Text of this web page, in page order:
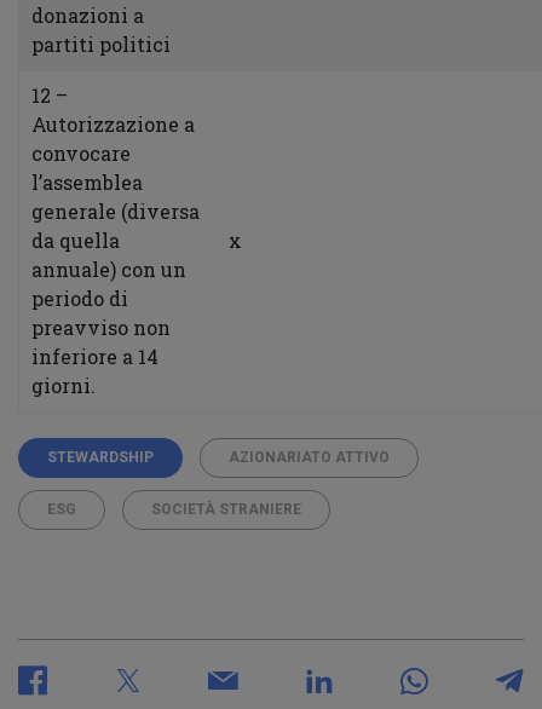
donazioni a
partiti politici
12 –
Autorizzazione a
convocare
l’assemblea
generale (diversa
da quella
annuale) con un
periodo di
preavviso non
inferiore a 14
giorni.
x
STEWARDSHIP AZIONARIATO ATTIVO
ESG SOCIETÀ STRANIERE